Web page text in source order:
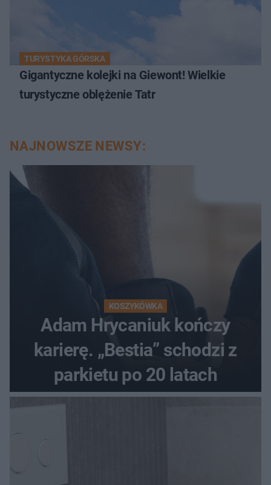
TURYSTYKA GÓRSKA
Gigantyczne kolejki na Giewont! Wielkie
turystyczne oblężenie Tatr
NAJNOWSZE NEWSY:
KOSZYKÓWKA
Adam Hrycaniuk kończy
karierę. „Bestia” schodzi z
parkietu po 20 latach